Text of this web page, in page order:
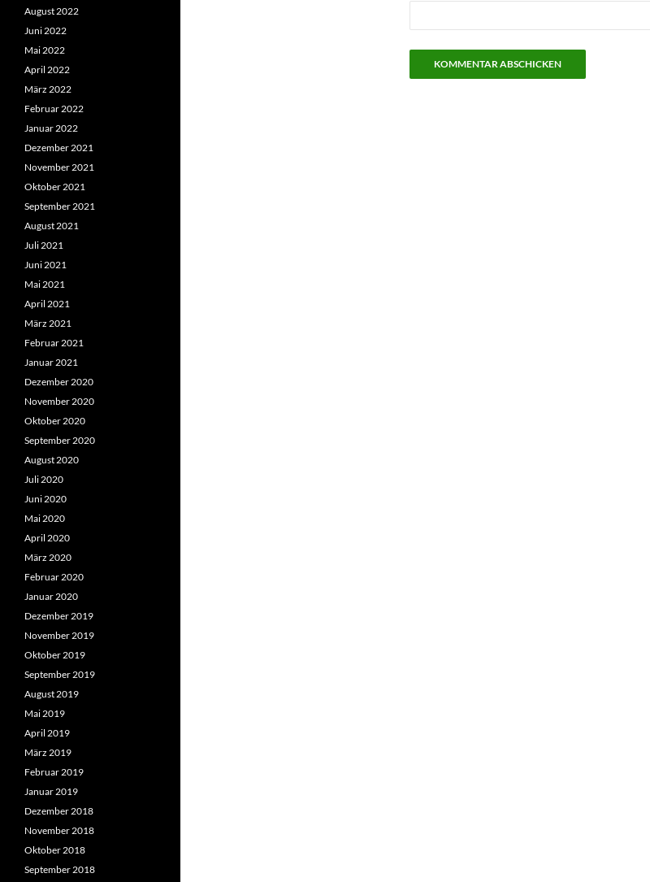
August 2022
Juni 2022
Mai 2022
April 2022
März 2022
Februar 2022
Januar 2022
Dezember 2021
November 2021
Oktober 2021
September 2021
August 2021
Juli 2021
Juni 2021
Mai 2021
April 2021
März 2021
Februar 2021
Januar 2021
Dezember 2020
November 2020
Oktober 2020
September 2020
August 2020
Juli 2020
Juni 2020
Mai 2020
April 2020
März 2020
Februar 2020
Januar 2020
Dezember 2019
November 2019
Oktober 2019
September 2019
August 2019
Mai 2019
April 2019
März 2019
Februar 2019
Januar 2019
Dezember 2018
November 2018
Oktober 2018
September 2018